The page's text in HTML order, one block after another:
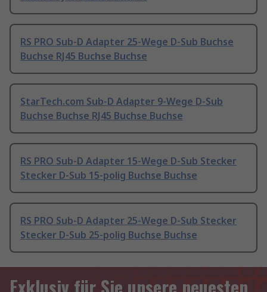
RS PRO Sub-D Adapter 25-Wege D-Sub Buchse
Buchse RJ45 Buchse Buchse
StarTech.com Sub-D Adapter 9-Wege D-Sub
Buchse Buchse RJ45 Buchse Buchse
RS PRO Sub-D Adapter 15-Wege D-Sub Stecker
Stecker D-Sub 15-polig Buchse Buchse
RS PRO Sub-D Adapter 25-Wege D-Sub Stecker
Stecker D-Sub 25-polig Buchse Buchse